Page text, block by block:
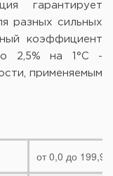
гарантирует
разных сильных
коэффициент
2,5% на 1°C -
применяемым
от 0,0 до 199,9